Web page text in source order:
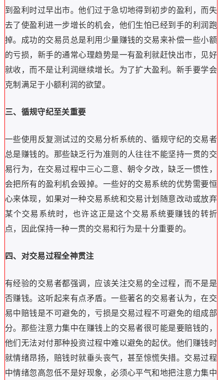
到盈利时过早出市。他们过于急切地得到初步的盈利，而失
去了使盈利进一步增长的机会，他们生怕已经到手的利润跑
掉。成功的交易员总是利用少量赚钱的交易来补偿一些小额
的亏损，新手的通常心理趋势是一有盈利就赶快出市，见好
就收，而不是让利润继续增长。为了扩大盈利。新手要学会
克制满足于小额利润的欲望。
三、循规守纪至关重要
一些使用反复测试过的交易分析系统的、循规守纪的交易者
总是赚钱的。那些缺乏行为准则的人往往不能坚持一贯的交
易行为，在交易过程中三心二意、朝令夕改，缺乏一惯性，
会把所有的盈利机会毁掉。一些好的交易系统的优势需要恒
心来体现，如果对一种交易系统和交易计划随意改动或放弃
某个交易系统时，也许这正是这个交易系统要赚钱的转折
点，因此保持一种一贯的交易和行为是十分重要的。
四、对交易过程全神贯注
有经验的交易者都强调，应该关注交易的全过程，而不是是
否赚钱。这听起来有点矛盾。一些著名的交易者认为，在交
易中赔钱是不可避免的，亏损是交易过程不可避免的组成部
分。那些注意力集中在赚钱上的交易者很可能是要赔钱的，
他们无法对付那种投资过程中难以避免的起伏。他们赚钱时
就情绪昂扬，赔钱时就垂头丧气，甚至惊慌失措。交易过程
中情绪忽高忽低不是好现象，必须心平气和地把注意力集中